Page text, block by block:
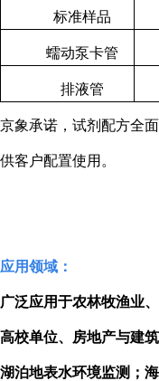
标准样品
蠕动泵卡管
排液管
京象承诺，试剂配方全
供客户配置使用。
应用领域：
广泛应用于农林牧渔业
高校单位、房地产与建
湖泊地表水环境监测；